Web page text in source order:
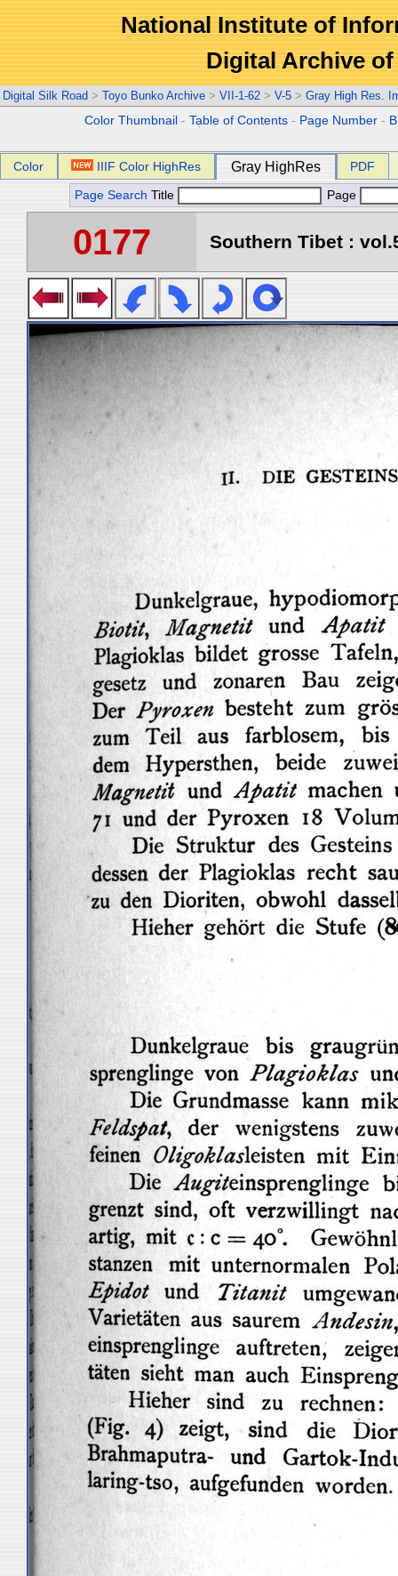
National Institute of
Digital Archive
Digital Silk Road > Toyo Bunko Archive > VII-1-62 > V-5 > Gray High Res.
Color Thumbnail -Table of Contents - Page Number -
Color IIIF Color HighRes Gray HighRes PDF
Page Search Title Page
0177 Southern Tibet :